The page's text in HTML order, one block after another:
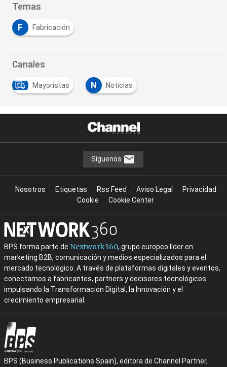
Temas
F Fabricación
Canales
Mayoristas N Noticias
Síguenos
Nosotros Etiquetas Rss Feed Aviso Legal
Privacidad
Cookie
Cookie Center
BPS forma parte de Nextwork360, grupo europeo líder en
marketing B2B, comunicación y medios especializados para el
mercado tecnológico. A través de plataformas digitales y eventos,
conectamos a fabricantes, partners y decisores tecnológicos
impulsando la Transformación Digital, la Innovación y el
crecimiento empresarial.
BPS (Business Publications Spain), editora de Channel Partner,